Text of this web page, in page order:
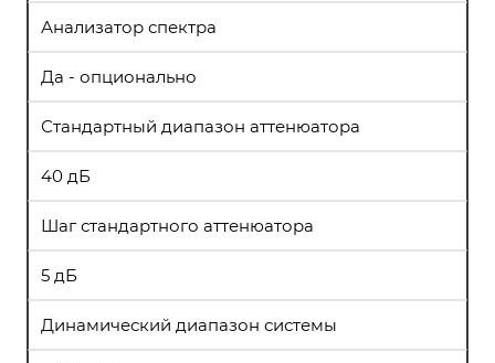
Анализатор спектра
Да - опционально
Стандартный диапазон аттенюатора
40 дБ
Шаг стандартного аттенюатора
5 дБ
Динамический диапазон системы